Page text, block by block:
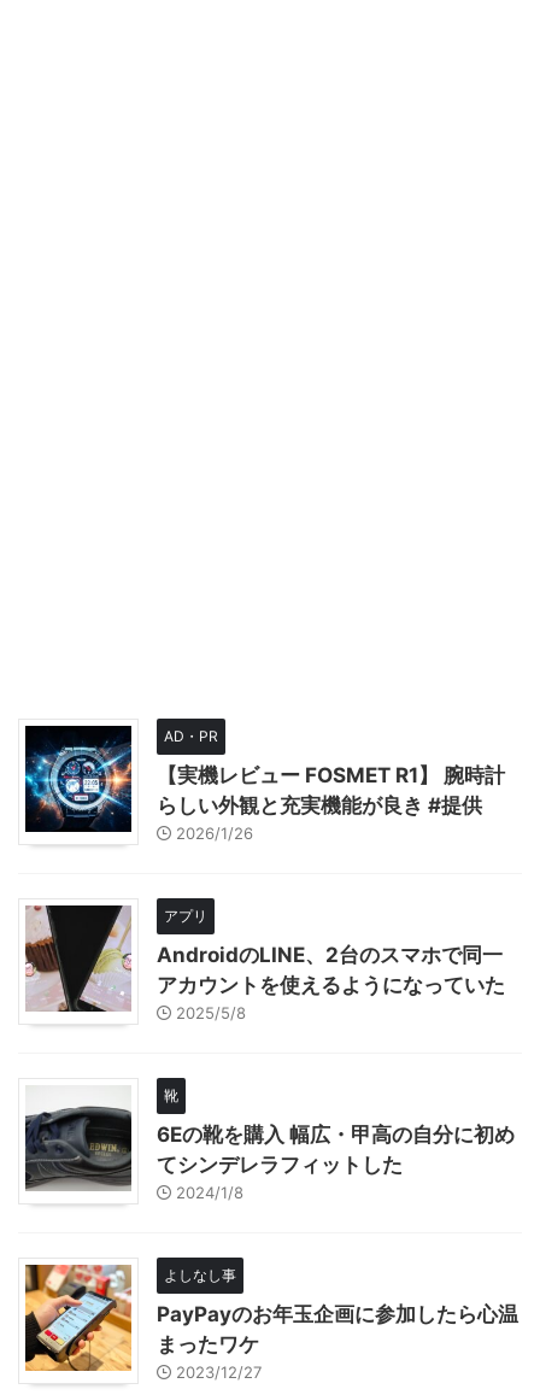
AD・PR
【実機レビュー FOSMET R1】 腕時計
らしい外観と充実機能が良き #提供
2026/1/26
アプリ
AndroidのLINE、2台のスマホで同一
アカウントを使えるようになっていた
2025/5/8
靴
6Eの靴を購入 幅広・甲高の自分に初め
てシンデレラフィットした
2024/1/8
よしなし事
PayPayのお年玉企画に参加したら心温
まったワケ
2023/12/27